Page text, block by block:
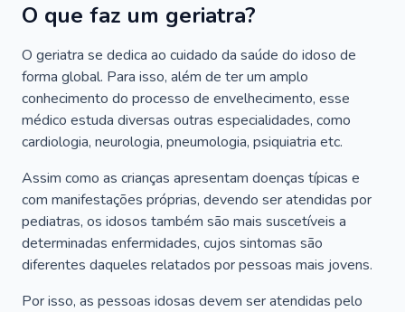
O que faz um geriatra?
O geriatra se dedica ao cuidado da saúde do idoso de
forma global. Para isso, além de ter um amplo
conhecimento do processo de envelhecimento, esse
médico estuda diversas outras especialidades, como
cardiologia, neurologia, pneumologia, psiquiatria etc.
Assim como as crianças apresentam doenças típicas e
com manifestações próprias, devendo ser atendidas por
pediatras, os idosos também são mais suscetíveis a
determinadas enfermidades, cujos sintomas são
diferentes daqueles relatados por pessoas mais jovens.
Por isso, as pessoas idosas devem ser atendidas pelo